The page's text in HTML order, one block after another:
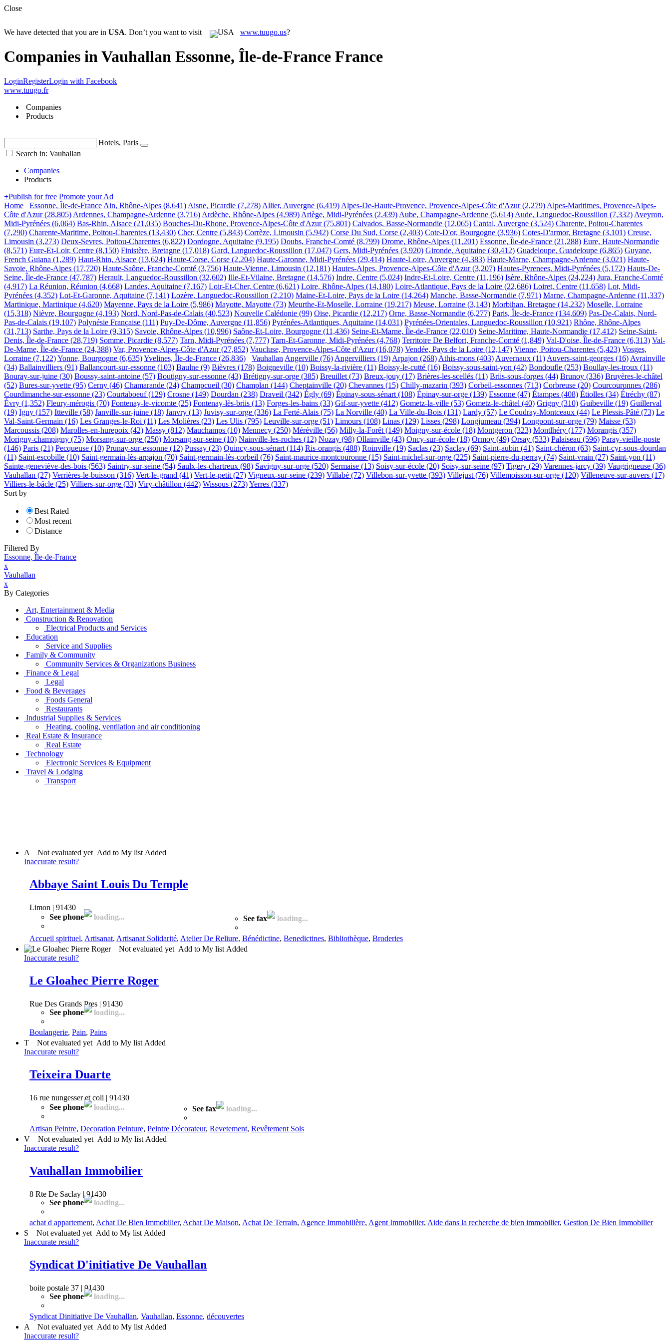
Close
We have detected that you are in USA. Don’t you want to visit www.tuugo.us?
Companies in Vauhallan Essonne, Île-de-France France
LoginRegisterLogin with Facebook
www.tuugo.fr
Companies
Products
Hotels, Paris
Search in: Vauhallan
Companies
Products
+Publish for free Promote your Ad
Home
Essonne, Île-de-France Ain, Rhône-Alpes (8,641) Aisne, Picardie (7,278) Allier, Auvergne (6,419) Alpes-De-Haute-Provence, Provence-Alpes-Côte d'Azur (2,279) Alpes-Maritimes, Provence-Alpes-
Côte d'Azur (28,805) Ardennes, Champagne-Ardenne (3,716) Ardèche, Rhône-Alpes (4,989) Ariège, Midi-Pyrénées (2,439) Aube, Champagne-Ardenne (5,614) Aude, Languedoc-Roussillon (7,332) Aveyron,
Midi-Pyrénées (6,064) Bas-Rhin, Alsace (21,035) Bouches-Du-Rhone, Provence-Alpes-Côte d'Azur (75,801) Calvados, Basse-Normandie (12,065) Cantal, Auvergne (3,524) Charente, Poitou-Charentes
(7,290) Charente-Maritime, Poitou-Charentes (13,430) Cher, Centre (5,843) Corrèze, Limousin (5,942) Corse Du Sud, Corse (2,403) Cote-D'or, Bourgogne (3,936) Cotes-D'armor, Bretagne (3,101) Creuse,
Limousin (3,273) Deux-Sevres, Poitou-Charentes (6,822) Dordogne, Aquitaine (9,195) Doubs, Franche-Comté (8,799) Drome, Rhône-Alpes (11,201) Essonne, Île-de-France (21,288) Eure, Haute-Normandie
(8,571) Eure-Et-Loir, Centre (8,150) Finistère, Bretagne (17,018) Gard, Languedoc-Roussillon (17,047) Gers, Midi-Pyrénées (3,920) Gironde, Aquitaine (30,412) Guadeloupe, Guadeloupe (6,865) Guyane,
French Guiana (1,289) Haut-Rhin, Alsace (13,624) Haute-Corse, Corse (2,204) Haute-Garonne, Midi-Pyrénées (29,414) Haute-Loire, Auvergne (4,383) Haute-Marne, Champagne-Ardenne (3,021) Haute-
Savoie, Rhône-Alpes (17,720) Haute-Saône, Franche-Comté (3,756) Haute-Vienne, Limousin (12,181) Hautes-Alpes, Provence-Alpes-Côte d'Azur (3,207) Hautes-Pyrenees, Midi-Pyrénées (5,172) Hauts-De-
Seine, Île-de-France (47,787) Herault, Languedoc-Roussillon (32,602) Ille-Et-Vilaine, Bretagne (14,576) Indre, Centre (5,024) Indre-Et-Loire, Centre (11,196) Isère, Rhône-Alpes (24,224) Jura, Franche-Comté
(4,917) La Réunion, Réunion (4,668) Landes, Aquitaine (7,167) Loir-Et-Cher, Centre (6,621) Loire, Rhône-Alpes (14,180) Loire-Atlantique, Pays de la Loire (22,686) Loiret, Centre (11,658) Lot, Midi-
Pyrénées (4,352) Lot-Et-Garonne, Aquitaine (7,141) Lozère, Languedoc-Roussillon (2,210) Maine-Et-Loire, Pays de la Loire (14,264) Manche, Basse-Normandie (7,971) Marne, Champagne-Ardenne (11,337)
Martinique, Martinique (4,620) Mayenne, Pays de la Loire (5,986) Mayotte, Mayotte (73) Meurthe-Et-Moselle, Lorraine (19,217) Meuse, Lorraine (3,143) Morbihan, Bretagne (14,232) Moselle, Lorraine
(15,318) Nièvre, Bourgogne (4,193) Nord, Nord-Pas-de-Calais (40,523) Nouvelle Calédonie (99) Oise, Picardie (12,217) Orne, Basse-Normandie (6,277) Paris, Île-de-France (134,609) Pas-De-Calais, Nord-
Pas-de-Calais (19,107) Polynésie Française (111) Puy-De-Dôme, Auvergne (11,856) Pyrénées-Atlantiques, Aquitaine (14,031) Pyrénées-Orientales, Languedoc-Roussillon (10,921) Rhône, Rhône-Alpes
(31,713) Sarthe, Pays de la Loire (9,315) Savoie, Rhône-Alpes (10,996) Saône-Et-Loire, Bourgogne (11,436) Seine-Et-Marne, Île-de-France (22,010) Seine-Maritime, Haute-Normandie (17,412) Seine-Saint-
Denis, Île-de-France (28,719) Somme, Picardie (8,577) Tarn, Midi-Pyrénées (7,777) Tarn-Et-Garonne, Midi-Pyrénées (4,768) Territoire De Belfort, Franche-Comté (1,849) Val-D'oise, Île-de-France (6,313) Val-
De-Marne, Île-de-France (24,388) Var, Provence-Alpes-Côte d'Azur (27,852) Vaucluse, Provence-Alpes-Côte d'Azur (16,078) Vendée, Pays de la Loire (12,147) Vienne, Poitou-Charentes (5,423) Vosges,
Lorraine (7,122)Yonne, Bourgogne (6,635)Yvelines, Île-de-France (26,836) Vauhallan Angerville (76) Angervilliers (19) Arpajon (268) Athis-mons (403) Auvernaux (11) Auvers-saint-georges (16) Avrainville
(34) Ballainvilliers (91) Ballancourt-sur-essonne (103) Baulne (9) Bièvres (178) Boigneville (10) Boissy-la-rivière (11) Boissy-le-cutté (16) Boissy-sous-saint-yon (42) Bondoufle (253) Boullay-les-troux (11)
Bouray-sur-juine (30) Boussy-saint-antoine (57) Boutigny-sur-essonne (43) Brétigny-sur-orge (385) Breuillet (73) Breux-jouy (17) Brières-les-scellés (11) Briis-sous-forges (44) Brunoy (336) Bruyères-le-châtel
(52) Bures-sur-yvette (95) Cerny (46) Chamarande (24) Champcueil (30) Champlan (144) Cheptainville (20) Chevannes (15) Chilly-mazarin (393) Corbeil-essonnes (713) Corbreuse (20) Courcouronnes (286)
Courdimanche-sur-essonne (23) Courtaboeuf (129) Crosne (149) Dourdan (238) Draveil (342) Égly (69) Épinay-sous-sénart (108) Épinay-sur-orge (139) Essonne (47) Étampes (408) Étiolles (34) Étréchy (87)
Évry (1,352) Fleury-mérogis (70) Fontenay-le-vicomte (25) Fontenay-lès-briis (13) Forges-les-bains (33) Gif-sur-yvette (412) Gometz-la-ville (53) Gometz-le-châtel (40) Grigny (310) Guibeville (19) Guillerval
(19) Igny (157) Itteville (58) Janville-sur-juine (18) Janvry (13) Juvisy-sur-orge (336) La Ferté-Alais (75) La Norville (40) La Ville-du-Bois (131) Lardy (57) Le Coudray-Montceaux (44) Le Plessis-Pâté (73) Le
Val-Saint-Germain (16) Les Granges-le-Roi (11) Les Molières (23) Les Ulis (795) Leuville-sur-orge (51) Limours (108) Linas (129) Lisses (298) Longjumeau (394) Longpont-sur-orge (79) Maisse (53)
Marcoussis (208) Marolles-en-hurepoix (42) Massy (812) Mauchamps (10) Mennecy (250) Méréville (56) Milly-la-Forêt (149) Moigny-sur-école (18) Montgeron (323) Montlhéry (177) Morangis (357)
Morigny-champigny (75) Morsang-sur-orge (250) Morsang-sur-seine (10) Nainville-les-roches (12) Nozay (98) Ollainville (43) Oncy-sur-école (18) Ormoy (49) Orsay (533) Palaiseau (596) Paray-vieille-poste
(146) Paris (21) Pecqueuse (10) Prunay-sur-essonne (12) Pussay (23) Quincy-sous-sénart (114) Ris-orangis (488) Roinville (19) Saclas (23) Saclay (69) Saint-aubin (41) Saint-chéron (63) Saint-cyr-sous-dourdan
(11) Saint-escobille (10) Saint-germain-lès-arpajon (70) Saint-germain-lès-corbeil (76) Saint-maurice-montcouronne (15) Saint-michel-sur-orge (225) Saint-pierre-du-perray (74) Saint-vrain (27) Saint-yon (11)
Sainte-geneviève-des-bois (563) Saintry-sur-seine (54) Saulx-les-chartreux (98) Savigny-sur-orge (520) Sermaise (13) Soisy-sur-école (20) Soisy-sur-seine (97) Tigery (29) Varennes-jarcy (39) Vaugrigneuse (36)
Vauhallan (27) Verrières-le-buisson (316) Vert-le-grand (41) Vert-le-petit (27) Vigneux-sur-seine (239) Villabé (72) Villebon-sur-yvette (393) Villejust (76) Villemoisson-sur-orge (120) Villeneuve-sur-auvers (17)
Villiers-le-bâcle (25) Villiers-sur-orge (33) Viry-châtillon (442) Wissous (273)Yerres (337)
Sort by
Best Rated
Most recent
Distance
Filtered By
Essonne, Île-de-France
x
Vauhallan
x
By Categories
Art, Entertainment & Media
Construction & Renovation
Electrical Products and Services
Education
Service and Supplies
Family & Community
Community Services & Organizations Business
Finance & Legal
Legal
Food & Beverages
Foods General
Restaurants
Industrial Supplies & Services
Heating, cooling, ventilation and air conditioning
Real Estate & Insurance
Real Estate
Technology
Electronic Services & Equipment
Travel & Lodging
Transport
A Not evaluated yet Add to My list Added
Inaccurate result?
Abbaye Saint Louis Du Temple
Limon | 91430
See phone
loading... See fax loading...
Accueil spirituel, Artisanat, Artisanat Solidarité, Atelier De Reliure, Bénédictine, Benedictines, Bibliothèque, Broderies
Not evaluated yet Add to My list Added
Inaccurate result?
Le Gloahec Pierre Roger
Rue Des Grands Pres | 91430
See phone
loading...
Boulangerie, Pain, Pains
T
Not evaluated yet Add to My list Added
Inaccurate result?
Teixeira Duarte
16 rue nungesser et coli | 91430
See phone
loading... See fax loading...
Artisan Peintre, Decoration Peinture, Peintre Décorateur, Revetement, Revêtement Sols
V
Not evaluated yet Add to My list Added
Inaccurate result?
Vauhallan Immobilier
8 Rte De Saclay | 91430
See phone
loading...
achat d appartement, Achat De Bien Immobilier, Achat De Maison, Achat De Terrain, Agence Immobilière, Agent Immobilier, Aide dans la recherche de bien immobilier, Gestion De Bien Immobilier
S
Not evaluated yet Add to My list Added
Inaccurate result?
Syndicat D'initiative De Vauhallan
boite postale 37 | 91430
See phone
loading...
Syndicat Dinitiative De Vauhallan, Vauhallan, Essonne, découvertes
A
Not evaluated yet Add to My list Added
Inaccurate result?